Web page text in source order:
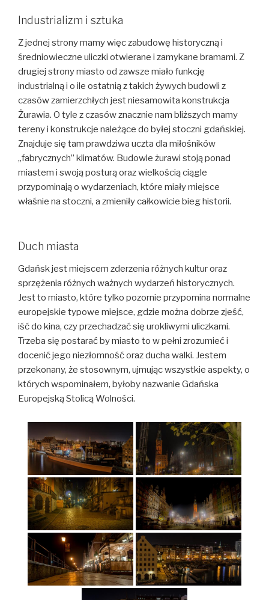
Industrializm i sztuka
Z jednej strony mamy więc zabudowę historyczną i
średniowieczne uliczki otwierane i zamykane bramami. Z
drugiej strony miasto od zawsze miało funkcję
industrialną i o ile ostatnią z takich żywych budowli z
czasów zamierzchłych jest niesamowita konstrukcja
Żurawia. O tyle z czasów znacznie nam bliższych mamy
tereny i konstrukcje należące do byłej stoczni gdańskiej.
Znajduje się tam prawdziwa uczta dla miłośników
„fabrycznych” klimatów. Budowle żurawi stoją ponad
miastem i swoją posturą oraz wielkością ciągle
przypominają o wydarzeniach, które miały miejsce
właśnie na stoczni, a zmieniły całkowicie bieg historii.
Duch miasta
Gdańsk jest miejscem zderzenia różnych kultur oraz
sprzężenia różnych ważnych wydarzeń historycznych.
Jest to miasto, które tylko pozornie przypomina normalne
europejskie typowe miejsce, gdzie można dobrze zjeść,
iść do kina, czy przechadzać się urokliwymi uliczkami.
Trzeba się postarać by miasto to w pełni zrozumieć i
docenić jego niezłomność oraz ducha walki. Jestem
przekonany, że stosownym, ujmując wszystkie aspekty, o
których wspominałem, byłoby nazwanie Gdańska
Europejską Stolicą Wolności.